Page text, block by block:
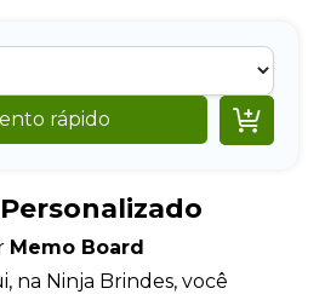
rápido 
Memo Board
na Ninja Brindes, você